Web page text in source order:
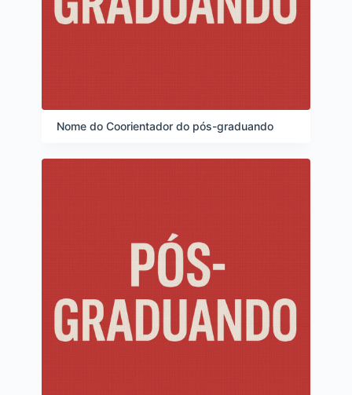
Nome do Coorientador do pós-graduando